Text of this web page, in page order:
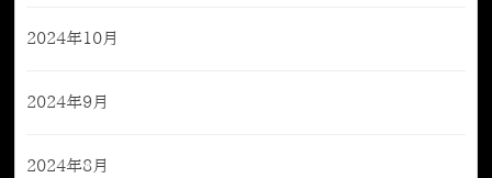
2024年10月
2024年9月
2024年8月